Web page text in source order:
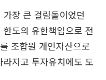
장 큰 걸림돌이었던
도의 유한책임으로 전
조합원 개인자산으로
지고 투자유치에도 도